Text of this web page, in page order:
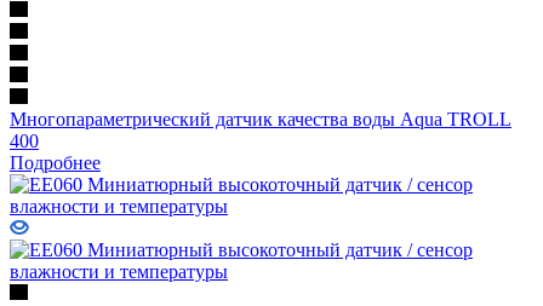
Многопараметрический датчик качества воды Aqua TROLL
400
Подробнее